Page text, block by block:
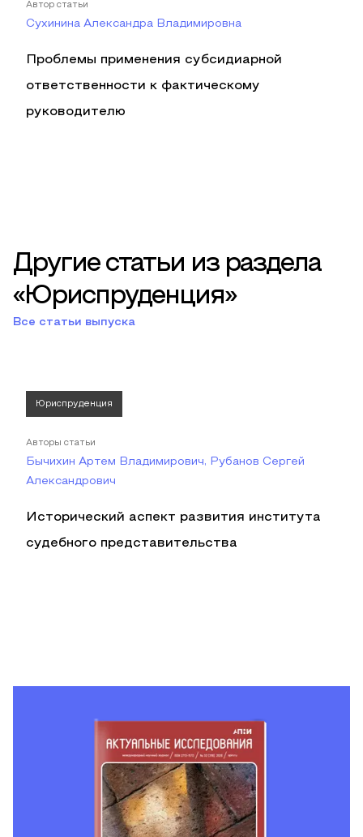
Автор статьи
Сухинина Александра Владимировна
Проблемы применения субсидиарной
ответственности к фактическому
руководителю
Другие статьи из раздела
«Юриспруденция»
Все статьи выпуска
Юриспруденция
Авторы статьи
Бычихин Артем Владимирович, Рубанов Сергей
Александрович
Исторический аспект развития института
судебного представительства